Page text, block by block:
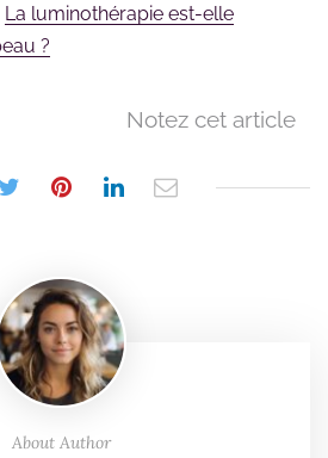
La luminothérapie est-elle
?
Notez cet article
About Author